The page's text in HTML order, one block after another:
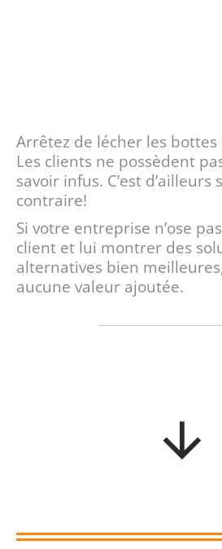
Arrêtez de lécher les bottes
Les clients ne possèdent
savoir infus. C’est d’ailleurs
contraire!
Si votre entreprise n’ose
client et lui montrer des
alternatives bien meilleures,
aucune valeur ajoutée.